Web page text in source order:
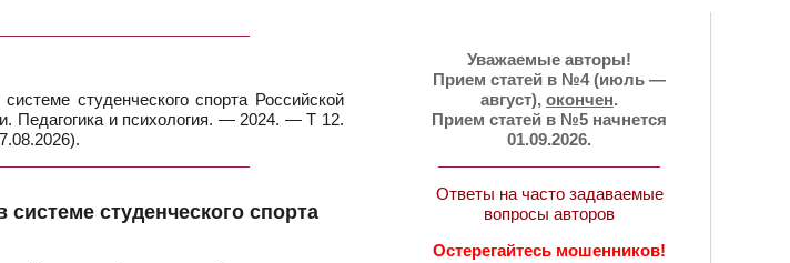
студенческого спорта Российской
и психология. — 2024. — Т 12.
студенческого спорта
Уважаемые авторы!
Прием статей в №4 (июль —
август), окончен.
Прием статей в №5 начнется
01.09.2026.
Ответы на часто задаваемые
вопросы авторов
Остерегайтесь мошенников!